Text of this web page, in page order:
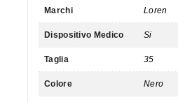
Marchi Loren
Dispositivo Medico Si
Taglia 35
Colore Nero